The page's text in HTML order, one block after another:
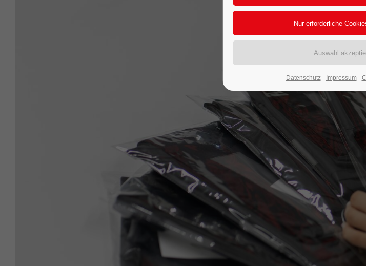
We offer support for our customers
Mon - Fri 8:00am - 5:00pm(GMT +1)
Datenschutz Impressum